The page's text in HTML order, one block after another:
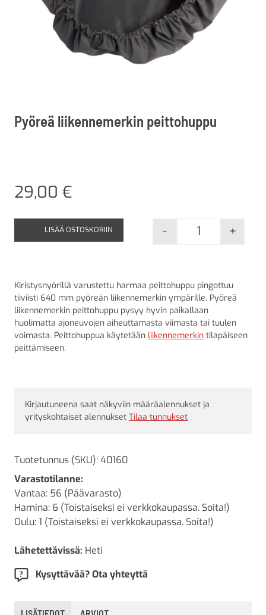
Pyöreä liikennemerkin peittohuppu
29,00 €
Pyöreä
- +
LISÄÄ OSTOSKORIIN
Kiristysnyörillä varustettu harmaa peittohuppu pingottuu
tiiviisti 640 mm pyöreän liikennemerkin ympärille. Pyöreä
liikennemerkin peittohuppu pysyy hyvin paikallaan
huolimatta ajoneuvojen aiheuttamasta viimasta tai tuulen
voimasta. Peittohuppua käytetään liikennemerkin tilapäiseen
peittämiseen.
Kirjautuneena saat näkyviin määräalennukset ja
yrityskohtaiset alennukset Tilaa tunnukset
Tuotetunnus (SKU):40160
Varastotilanne:
Vantaa: 56 (Päävarasto)
Hamina: 6 (Toistaiseksi ei verkkokaupassa. Soita!)
Oulu: 1 (Toistaiseksi ei verkkokaupassa. Soita!)
Lähetettävissä: Heti
Kysyttävää? Ota yhteyttä